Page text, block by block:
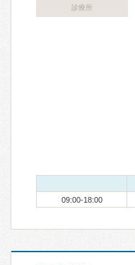
診療所
09:00-18:00